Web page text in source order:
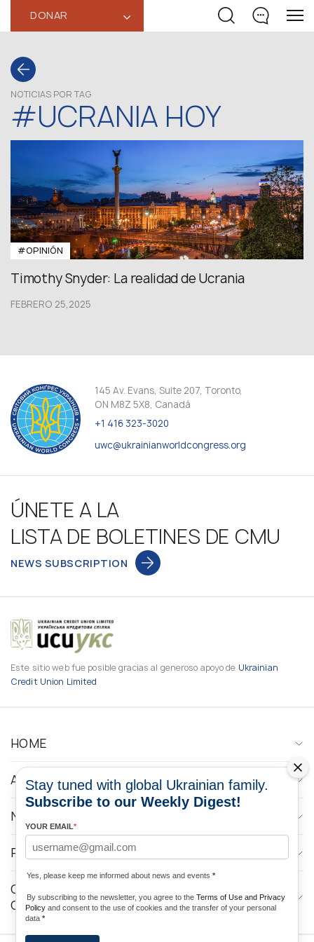
DONAR ‹
NOTICIAS POR TAG
#UCRANIA HOY
#OPINIÓN
Timothy Snyder: La realidad de Ucrania
FEBRERO 25,2025
145 Av. Evans, Suite 207, Toronto,
ON M8Z 5X8, Canadá
+1 416 323-3020
uwc@ukrainianworldcongress.org
ÚNETE A LA
LISTA DE BOLETINES DE CMU
NEWS SUBSCRIPTION
Este sitio web fue posible gracias al generoso apoyo de Ukrainian
Credit Union Limited
HOME
ABOUT
NEWS
PROGRAMS
CONTACTOS DE LOS MEDIOS DE
COMUNICACIÓN
Stay tuned with global Ukrainian family.
Subscribe to our Weekly Digest!
YOUR EMAIL*
Yes, please keep me informed about news and events *
By subscribing to the newsletter, you agree to the Terms of Use and Privacy
Policy and consent to the use of cookies and the transfer of your personal
data *